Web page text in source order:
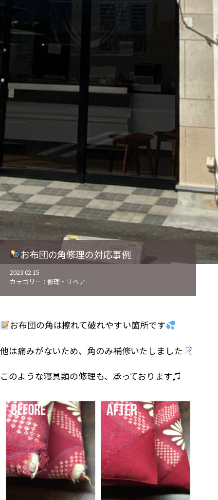
お布団の角修理の対応事例
2023.02.15
カテゴリー：修理・リペア
お布団の角は擦れて破れやすい箇所です
他は痛みがないため、角のみ補修いたしました
このような寝具類の修理も、承っております♫